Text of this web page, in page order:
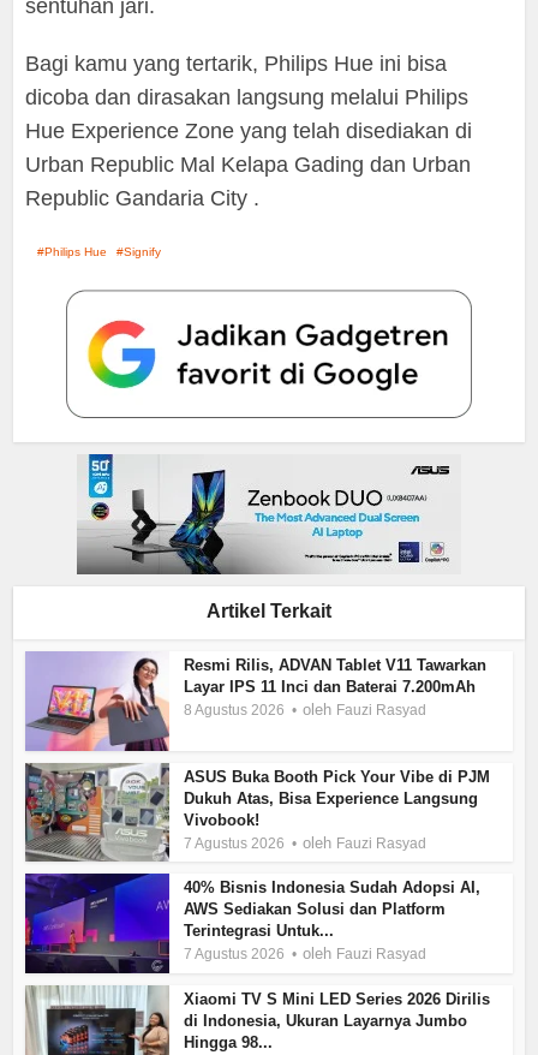
sentuhan jari.
Bagi kamu yang tertarik, Philips Hue ini bisa
dicoba dan dirasakan langsung melalui Philips
Hue Experience Zone yang telah disediakan di
Urban Republic Mal Kelapa Gading dan Urban
Republic Gandaria City .
Philips Hue Signify
Artikel Terkait
Resmi Rilis, ADVAN Tablet V11 Tawarkan
Layar IPS 11 Inci dan Baterai 7.200mAh
8 Agustus 2026 oleh Fauzi Rasyad
ASUS Buka Booth Pick Your Vibe di PJM
Dukuh Atas, Bisa Experience Langsung
Vivobook!
7 Agustus 2026 oleh Fauzi Rasyad
40% Bisnis Indonesia Sudah Adopsi AI,
AWS Sediakan Solusi dan Platform
Terintegrasi Untuk...
7 Agustus 2026 oleh Fauzi Rasyad
Xiaomi TV S Mini LED Series 2026 Dirilis
di Indonesia, Ukuran Layarnya Jumbo
Hingga 98...